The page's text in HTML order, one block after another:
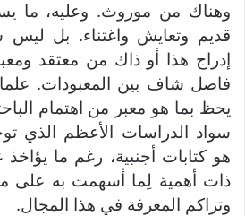
وهناك من موروث. وعليه، ما
قديم وتعايش واغتناء. بل ليس
إدراج هذا أو ذاك من معتقد
فاصل شاف بين المعبودات. علما
يحظ بما هو معبر من اهتمام
سواد الدراسات الأعظم الذي
هو كتابات أجنبية، رغم ما
ذات أهمية لِما أسهمت به على
وتراكم المعرفة في هذا المجال.